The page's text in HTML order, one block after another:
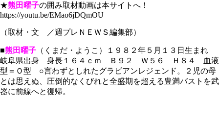
★熊田曜子の囲み取材動画は本サイトへ！
https://youtu.be/EMao6jDQmOU
（取材・文 ／週プレＮＥＷＳ編集部）
■熊田曜子 （くまだ・ようこ）１９８２年５月１３日生まれ
岐阜県出身 身長１６４ｃｍ Ｂ９２ Ｗ５６ Ｈ８４ 血液
型＝Ｏ型 ○言わずとしれたグラビアンレジェンド。２児の母
とは思えぬ、圧倒的なくびれと全盛期を超える豊満バストを武
器に前線へと復帰。